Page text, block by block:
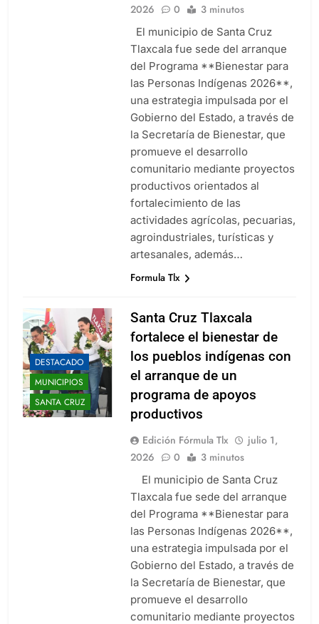
Agosto 7, 2026
Ganadero se contagia de gusano
barrenador; las autoridades al
pendiente del caso
Agosto 6, 2026
Inaugura Alcalde De Tlaxcala
Rehabilitación De La Cancha Blas
«Charro» Carvajal, Obra Impulsada
Por Alfonso Sánchez García
Agosto 6, 2026
Invita Ayuntamiento de San Pablo
del Monte a la Feria de la Salud
este 8 de agosto
Agosto 6, 2026
2026
0 3 minutos
El municipio de Santa Cruz
Tlaxcala fue sede del arranque
del Programa **Bienestar para
las Personas Indígenas 2026**,
una estrategia impulsada por el
Gobierno del Estado, a través de
la Secretaría de Bienestar, que
promueve el desarrollo
comunitario mediante proyectos
productivos orientados al
fortalecimiento de las
actividades agrícolas, pecuarias,
agroindustriales, turísticas y
artesanales, además…
Formula Tlx
DESTACADO
MUNICIPIOS
SANTA CRUZ
Santa Cruz Tlaxcala
fortalece el bienestar de
los pueblos indígenas con
el arranque de un
programa de apoyos
productivos
Edición Fórmula Tlx
julio 1,
2026
0 3 minutos
El municipio de Santa Cruz
Tlaxcala fue sede del arranque
del Programa **Bienestar para
las Personas Indígenas 2026**,
una estrategia impulsada por el
Gobierno del Estado, a través de
la Secretaría de Bienestar, que
promueve el desarrollo
comunitario mediante proyectos